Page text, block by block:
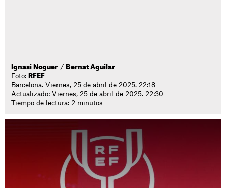
Ignasi Noguer / Bernat Aguilar
Foto: RFEF
Barcelona. Viernes, 25 de abril de 2025. 22:18
Actualizado: Viernes, 25 de abril de 2025. 22:30
Tiempo de lectura: 2 minutos